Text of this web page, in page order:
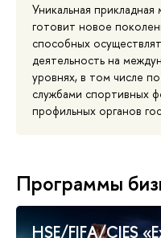
Уникальная
готовит новое
способных
деятельность на
уровнях, в том числе
службами спортивных
профильных органов
Программы
HSE/FIFA/CIES